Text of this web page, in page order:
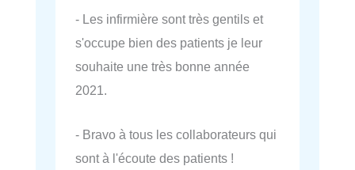
- Les infirmière sont très gentils et
s'occupe bien des patients je leur
souhaite une très bonne année
2021.
- Bravo à tous les collaborateurs qui
sont à l'écoute des patients !